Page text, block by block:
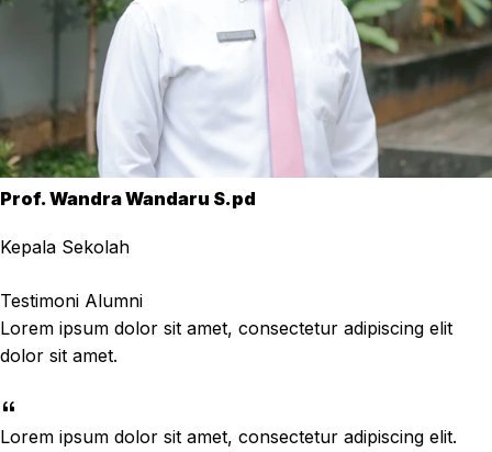
Prof. Wandra Wandaru S.pd
Kepala Sekolah
Testimoni Alumni
Lorem ipsum dolor sit amet, consectetur adipiscing elit
dolor sit amet.
Lorem ipsum dolor sit amet, consectetur adipiscing elit.